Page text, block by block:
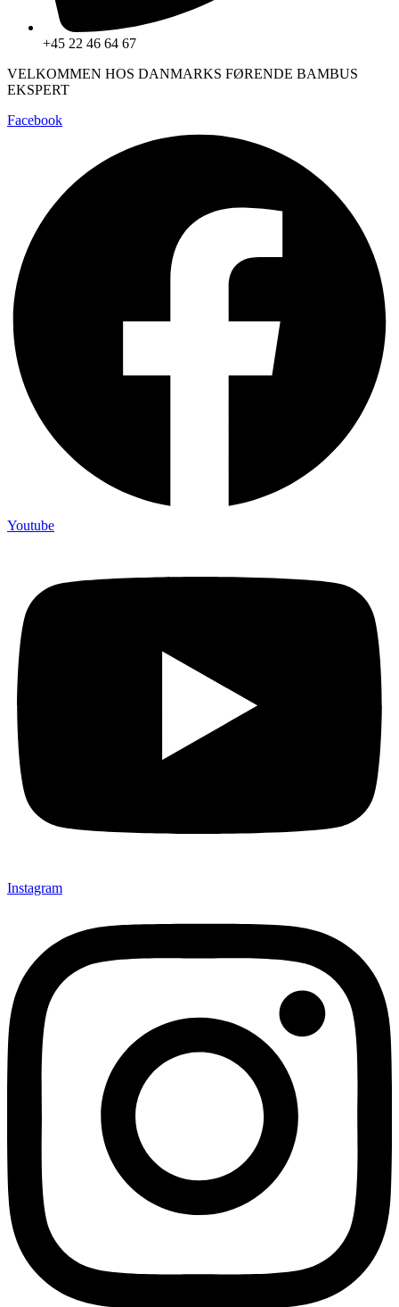
+45 22 46 64 67
VELKOMMEN HOS DANMARKS FØRENDE BAMBUS
EKSPERT
Facebook
Youtube
Instagram